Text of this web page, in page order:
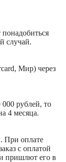
случай.
Мир) через
000 рублей, то
4 месяца.
При оплате
с оплатой
пришлют его в